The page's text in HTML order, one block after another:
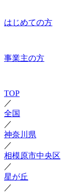
はじめての方
事業主の方
TOP
／
全国
／
神奈川県
／
相模原市中央区
／
星が丘
／